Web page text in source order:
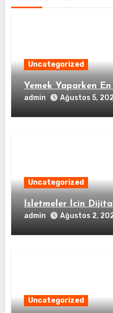
Uncategorized
Yemek Yaparken
admin Ağustos 5,
Uncategorized
İsletmeler İcin
admin Ağustos 2,
Uncategorized